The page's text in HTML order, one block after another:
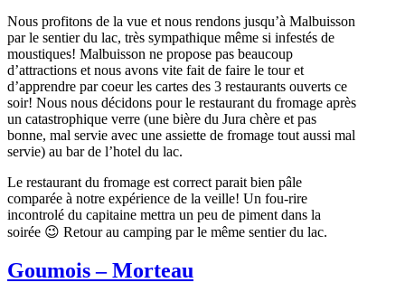
Nous profitons de la vue et nous rendons jusqu’à Malbuisson
par le sentier du lac, très sympathique même si infestés de
moustiques! Malbuisson ne propose pas beaucoup
d’attractions et nous avons vite fait de faire le tour et
d’apprendre par coeur les cartes des 3 restaurants ouverts ce
soir! Nous nous décidons pour le restaurant du fromage après
un catastrophique verre (une bière du Jura chère et pas
bonne, mal servie avec une assiette de fromage tout aussi mal
servie) au bar de l’hotel du lac.
Le restaurant du fromage est correct parait bien pâle
comparée à notre expérience de la veille! Un fou-rire
incontrolé du capitaine mettra un peu de piment dans la
soirée 😉 Retour au camping par le même sentier du lac.
Goumois – Morteau